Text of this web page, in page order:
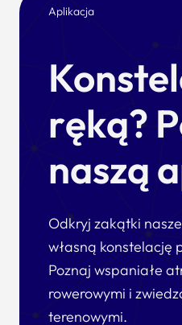
Aplikacja
ręką?
naszą
Odkryj zakątki
własną konstelację
Poznaj wspaniałe
rowerowymi i
terenowymi.